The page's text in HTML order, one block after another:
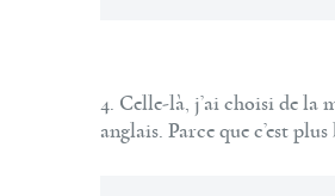
4. Celle-là, j’ai choisi de la
anglais. Parce que c’est plus